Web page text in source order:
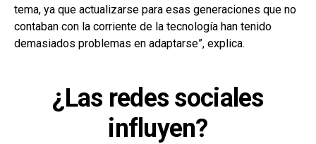
tema, ya que actualizarse para esas generaciones que no
contaban con la corriente de la tecnología han tenido
demasiados problemas en adaptarse”, explica.
¿Las redes sociales
influyen?